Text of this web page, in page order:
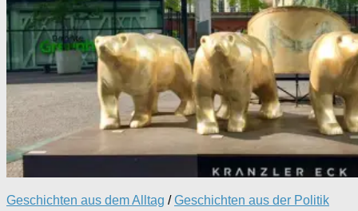
Geschichten aus dem Alltag /Geschichten aus der Politik